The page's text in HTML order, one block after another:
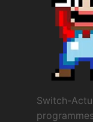
Switch-